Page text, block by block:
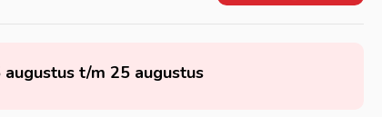
t/m 25 augustus